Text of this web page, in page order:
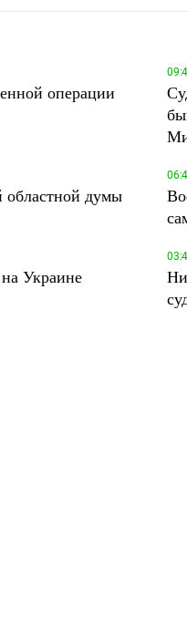
операции
областной думы
Украине